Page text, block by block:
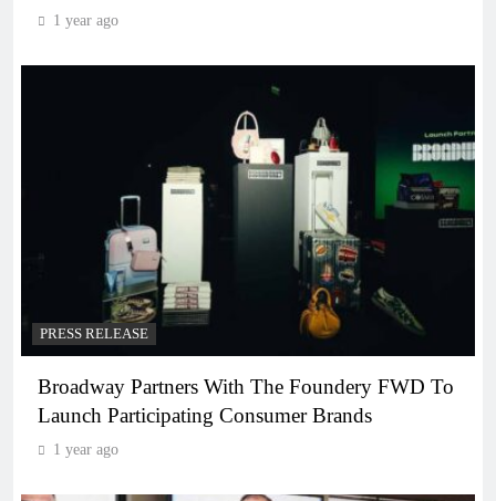
1 year ago
PRESS RELEASE
Broadway Partners With The Foundery FWD To
Launch Participating Consumer Brands
1 year ago